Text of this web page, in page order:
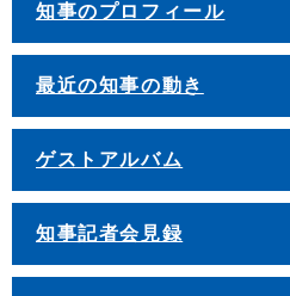
知事のプロフィール
最近の知事の動き
ゲストアルバム
知事記者会見録